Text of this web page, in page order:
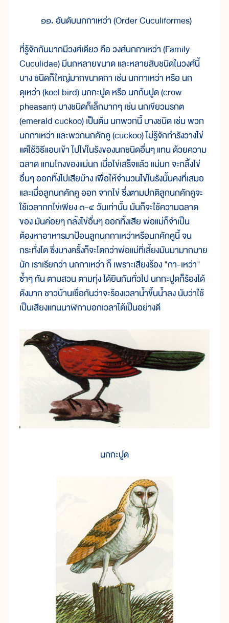
๑๑. อันดับนกกาเหว่า (Order Cuculiformes)
ที่รู้จักกันมากมีวงศ์เดียว คือ วงศ์นกกาเหว่า (Family
Cuculidae) มีนกหลายขนาด และหลายสิบชนิดในวงศ์นี้
บาง ชนิดก็ใหญ่มากขนาดกา เช่น นกกาเหว่า หรือ นก
ดุเหว่า (koel bird) นกกะปูด หรือ นกก้นปูด (crow
pheasant) บางชนิดก็เล็กมากๆ เช่น นกเขียวมรกต
(emerald cuckoo) เป็นต้น นกพวกนี้ บางชนิด เช่น พวก
นกกาเหว่า และพวกนกคักคู (cuckoo) ไม่รู้จักทำรังวางไข่
แต่ใช้วิธีแอบเข้า ไปไข่ในรังของนกชนิดอื่นๆ แทน ด้วยความ
ฉลาด แกมโกงของแม่นก เมื่อไข่เสร็จแล้ว แม่นก จะกลิ้งไข่
อื่นๆ ออกทิ้งไปเสียบ้าง เพื่อให้จำนวนไข่ในรังนั้นคงที่เสมอ
และเมื่อลูกนกคักคู ออก จากไข่ ซึ่งตามปกติลูกนกคักคูจะ
ใช้เวลากกไข่เพียง ๓-๔ วันเท่านั้น มันก็จะใช้ความฉลาด
ของ มันค่อยๆ กลิ้งไข่อื่นๆ ออกทิ้งเสีย พ่อแม่ก็จำเป็น
ต้องหาอาหารมาป้อนลูกนกกาเหว่าหรือนกคักคูนี้ จน
กระทั่งโต ซึ่งบางครั้งก็จะโตกว่าพ่อแม่ที่เลี้ยงมันมามากมาย
นัก เราเรียกว่า นกกาเหว่า ก็ เพราะเสียงร้อง "กา-เหว่า"
ซ้ำๆ กัน ตามสวน ตามทุ่ง ได้ยินกันทั่วไป นกกะปูดก็ร้องได้
ดังมาก ชาวบ้านเชื่อกันว่าจะร้องเวลาน้ำขึ้นน้ำลง นับว่าใช้
เป็นเสียงแทนนาฬิกาบอกเวลาได้เป็นอย่างดี
นกกะปูด